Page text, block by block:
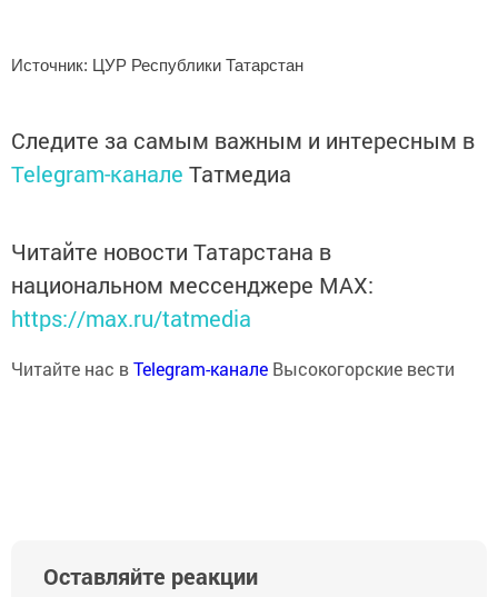
Источник: ЦУР Республики Татарстан
Следите за самым важным и интересным в
Telegram-канале Татмедиа
Читайте новости Татарстана в
национальном мессенджере MАХ:
https://max.ru/tatmedia
Читайте нас вTelegram-канале Высокогорские вести
Оставляйте реакции